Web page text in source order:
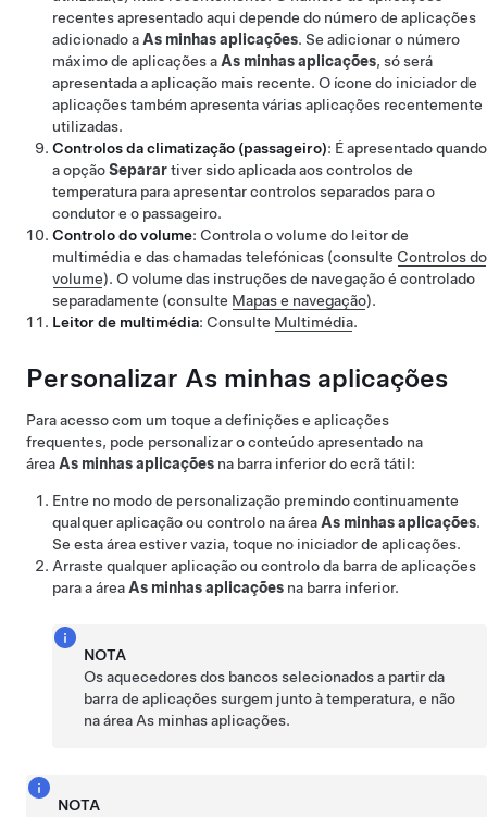
recentes apresentado aqui depende do número de aplicações
adicionado aAs minhas aplicações. Se adicionar o número
máximo de aplicações aAs minhas aplicações, só será
apresentada a aplicação mais recente. O ícone do iniciador de
aplicações também apresenta várias aplicações recentemente
utilizadas.
Controlos da climatização (passageiro): É apresentado quando
a opçãoSeparartiver sido aplicada aos controlos de
temperatura para apresentar controlos separados para o
condutor e o passageiro.
Controlo do volume: Controla o volume do leitor de
multimédia e das chamadas telefónicas (consulte Controlos do
volume). O volume das instruções de navegação é controlado
separadamente (consulte Mapas e navegação).
Leitor de multimédia: Consulte Multimédia.
Personalizar As minhas aplicações
Para acesso com um toque a definições e aplicações
frequentes, pode personalizar o conteúdo apresentado na
áreaAs minhas aplicações na barra inferior do ecrã tátil:
Entre no modo de personalização premindo continuamente
qualquer aplicação ou controlo na áreaAs minhas aplicações.
Se esta área estiver vazia, toque no iniciador de aplicações.
Arraste qualquer aplicação ou controlo da barra de aplicações
para a áreaAs minhas aplicações na barra inferior.
NOTA
Os aquecedores dos bancos selecionados a partir da
barra de aplicações surgem junto à temperatura, e não
na área As minhas aplicações.
NOTA